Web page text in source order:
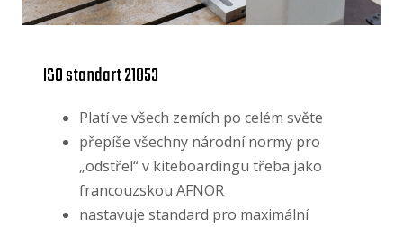
ISO standart 21853
Platí ve všech zemích po celém světe
přepíše všechny národní normy pro
„odstřel“ v kiteboardingu třeba jako
francouzskou AFNOR
nastavuje standard pro maximální